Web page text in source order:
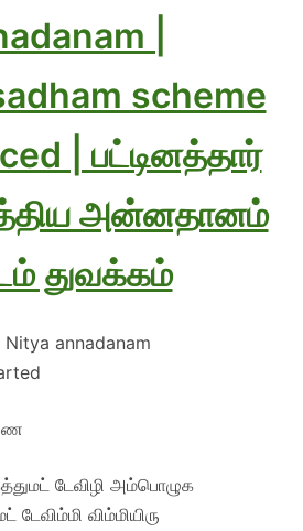
|
scheme
| பட்டினத்தார்
அன்னதானம்
துவக்கம்
annadanam
டேவிழி அம்பொழுக
டேவிம்மி விம்மியிரு